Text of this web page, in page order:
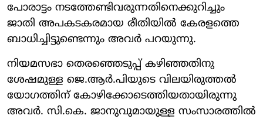
പോരാട്ടം നടത്തേണ്ടിവരുന്നതിനെക്കുറിച്ചും
ജാതി അപകടകരമായ രീതിയിൽ കേരളത്തെ
ബാധിച്ചിട്ടുണ്ടെന്നും അവർ പറയുന്നു.
നിയമസഭാ തെരഞ്ഞെടുപ്പ് കഴിഞ്ഞതിനു
ശേഷമുള്ള ജെ.ആർ.പിയുടെ വിലയിരുത്തൽ
യോഗത്തിന് കോഴിക്കോടെത്തിയതായിരുന്നു
അവർ. സി.കെ. ജാനുവുമായുള്ള സംസാരത്തിൽ